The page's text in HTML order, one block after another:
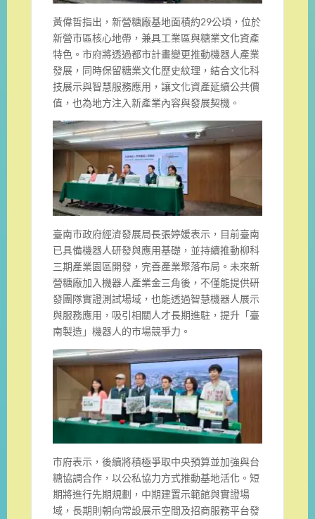
黃偉哲指出，新營糖廠基地面積約29公頃，位於
新營市區核心地帶，兼具工業區與糖業文化資產
特色。市府將透過都市計畫變更推動機器人產業
發展，同時保留糖業文化歷史紋理，結合文化科
技展示與智慧服務應用，讓文化資產延續公共價
值，也為地方注入新產業內容與發展契機。
臺南市政府經濟發展局長張婷媛表示，目前臺南
已具備機器人研發與應用基礎，並持續推動柳科
三期產業園區開發，完善產業聚落布局。未來新
營糖廠加入機器人產業金三角後，不僅能提供研
發團隊實證測試場域，也能透過智慧機器人展示
與服務應用，吸引相關人才長期進駐，提升「臺
南製造」機器人的市場競爭力。
市府表示，後續將積極爭取中央預算並加強與台
糖協調合作，以公私協力方式推動基地活化。短
期將進行先期規劃，中期建置示範館與實證場
域，長期則朝向常設展示空間及招商服務平台發